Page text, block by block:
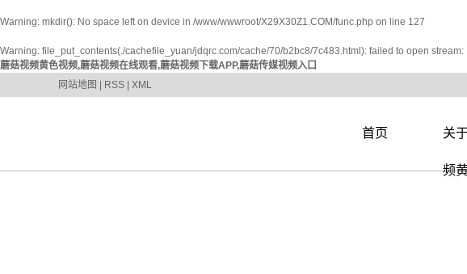
Warning: mkdir(): No space left on device in /www/wwwroot/X29X30Z1.COM/func.php on line 127
Warning: file_put_contents(./cachefile_yuan/jdqrc.com/cache/70/b2bc8/7c483.html): failed to open
蘑菇视频黄色视频,蘑菇视频在线观看,蘑菇视频下载APP,蘑菇传媒视频入口
网站地图
RSS XML
首页 关
频公